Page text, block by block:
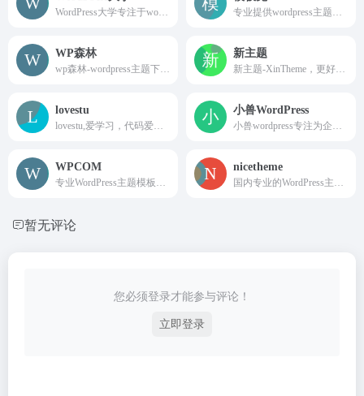
WP森林 新主题
lovestu 小兽WordPress
WPCOM nicetheme
暂无评论
您必须登录才能参与评论！
立即登录